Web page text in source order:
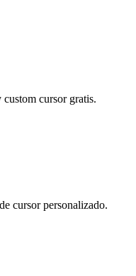
cursor gratis.
cursor personalizado.